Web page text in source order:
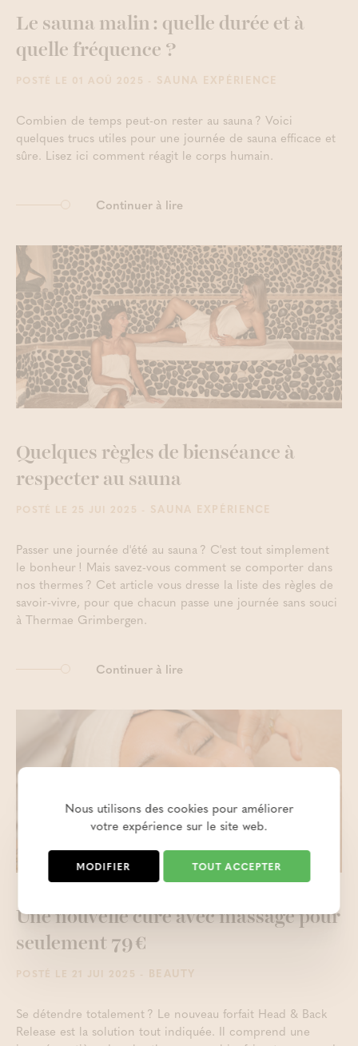
Le sauna malin : quelle durée et à
quelle fréquence ?
POSTÉ LE 01 AOÛ 2025 - SAUNA EXPÉRIENCE
Combien de temps peut-on rester au sauna ? Voici
quelques trucs utiles pour une journée de sauna efficace et
sûre. Lisez ici comment réagit le corps humain.
Continuer à lire
Quelques règles de bienséance à
respecter au sauna
POSTÉ LE 25 JUI 2025 - SAUNA EXPÉRIENCE
Passer une journée d'été au sauna ? C'est tout simplement
le bonheur ! Mais savez-vous comment se comporter dans
nos thermes ? Cet article vous dresse la liste des règles de
savoir-vivre, pour que chacun passe une journée sans souci
à Thermae Grimbergen.
Continuer à lire
Une nouvelle cure avec massage pour
seulement 79 €
POSTÉ LE 21 JUI 2025 - BEAUTY
Se détendre totalement ? Le nouveau forfait Head & Back
Release est la solution tout indiquée. Il comprend une
Nous utilisons des cookies pour améliorer
votre expérience sur le site web.
MODIFIER TOUT ACCEPTER